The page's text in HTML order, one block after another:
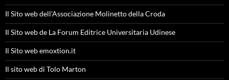
Il Sito web dell'Associazione Molinetto della Croda
Il Sito web de La Forum Editrice Universitaria Udinese
Il Sito web emoxtion.it
Il sito web di Tolo Marton